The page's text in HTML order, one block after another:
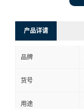
产品详请
品牌
货号
用途